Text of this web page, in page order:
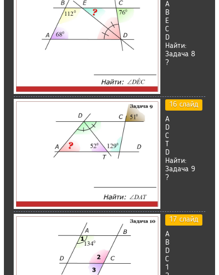
A
В
Е
С
D
Найти:
Задача 8
?
16 слайд
A
D
C
T
D
Найти:
Задача 9
?
17 слайд
A
B
D
C
1